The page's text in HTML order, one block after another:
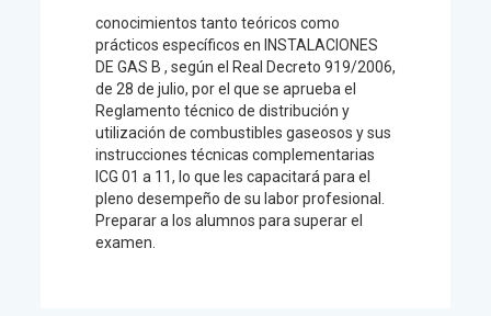
conocimientos tanto teóricos como
prácticos específicos en INSTALACIONES
DE GAS B , según el Real Decreto 919/2006,
de 28 de julio, por el que se aprueba el
Reglamento técnico de distribución y
utilización de combustibles gaseosos y sus
instrucciones técnicas complementarias
ICG 01 a 11, lo que les capacitará para el
pleno desempeño de su labor profesional.
Preparar a los alumnos para superar el
examen.